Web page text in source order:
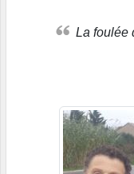
La